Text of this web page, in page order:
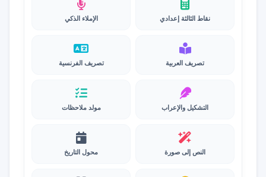
نقاط الثالثة إعدادي الإملاء الذكي
تصريف العربية تصريف الفرنسية
التشكيل والإعراب مولد ملاحظات
النص إلى صورة محول التاريخ